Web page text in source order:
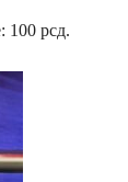
100 рсд.